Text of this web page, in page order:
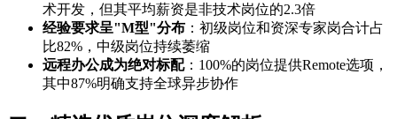
术开发，但其平均薪资是非技术岗位的2.3倍
经验要求呈"M型"分布 ：初级岗位和资深专家岗合计占
比82%，中级岗位持续萎缩
远程办公成为绝对标配：100%的岗位提供Remote选项，
其中87%明确支持全球异步协作